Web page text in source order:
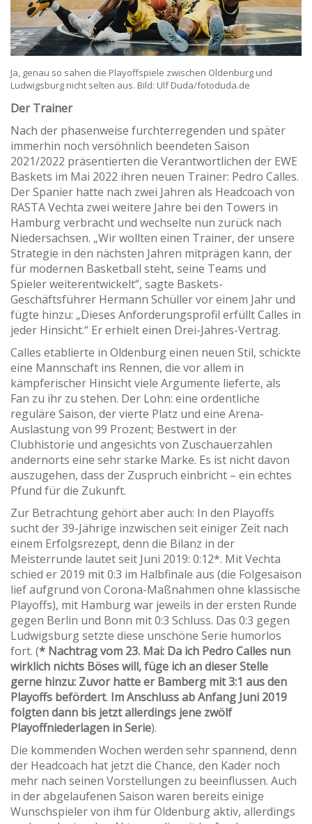
Ja, genau so sahen die Playoffspiele zwischen Oldenburg und
Ludwigsburg nicht selten aus. Bild: Ulf Duda/fotoduda.de
Der Trainer
Nach der phasenweise furchterregenden und später
immerhin noch versöhnlich beendeten Saison
2021/2022 präsentierten die Verantwortlichen der EWE
Baskets im Mai 2022 ihren neuen Trainer: Pedro Calles.
Der Spanier hatte nach zwei Jahren als Headcoach von
RASTA Vechta zwei weitere Jahre bei den Towers in
Hamburg verbracht und wechselte nun zurück nach
Niedersachsen. „Wir wollten einen Trainer, der unsere
Strategie in den nächsten Jahren mitprägen kann, der
für modernen Basketball steht, seine Teams und
Spieler weiterentwickelt“, sagte Baskets-
Geschäftsführer Hermann Schüller vor einem Jahr und
fügte hinzu: „Dieses Anforderungsprofil erfüllt Calles in
jeder Hinsicht.“ Er erhielt einen Drei-Jahres-Vertrag.
Calles etablierte in Oldenburg einen neuen Stil, schickte
eine Mannschaft ins Rennen, die vor allem in
kämpferischer Hinsicht viele Argumente lieferte, als
Fan zu ihr zu stehen. Der Lohn: eine ordentliche
reguläre Saison, der vierte Platz und eine Arena-
Auslastung von 99 Prozent; Bestwert in der
Clubhistorie und angesichts von Zuschauerzahlen
andernorts eine sehr starke Marke. Es ist nicht davon
auszugehen, dass der Zuspruch einbricht – ein echtes
Pfund für die Zukunft.
Zur Betrachtung gehört aber auch: In den Playoffs
sucht der 39-Jährige inzwischen seit einiger Zeit nach
einem Erfolgsrezept, denn die Bilanz in der
Meisterrunde lautet seit Juni 2019: 0:12*. Mit Vechta
schied er 2019 mit 0:3 im Halbfinale aus (die Folgesaison
lief aufgrund von Corona-Maßnahmen ohne klassische
Playoffs), mit Hamburg war jeweils in der ersten Runde
gegen Berlin und Bonn mit 0:3 Schluss. Das 0:3 gegen
Ludwigsburg setzte diese unschöne Serie humorlos
fort. (* Nachtrag vom 23. Mai: Da ich Pedro Calles nun
wirklich nichts Böses will, füge ich an dieser Stelle
gerne hinzu: Zuvor hatte er Bamberg mit 3:1 aus den
Playoffs befördert. Im Anschluss ab Anfang Juni 2019
folgten dann bis jetzt allerdings jene zwölf
Playoffniederlagen in Serie).
Die kommenden Wochen werden sehr spannend, denn
der Headcoach hat jetzt die Chance, den Kader noch
mehr nach seinen Vorstellungen zu beeinflussen. Auch
in der abgelaufenen Saison waren bereits einige
Wunschspieler von ihm für Oldenburg aktiv, allerdings